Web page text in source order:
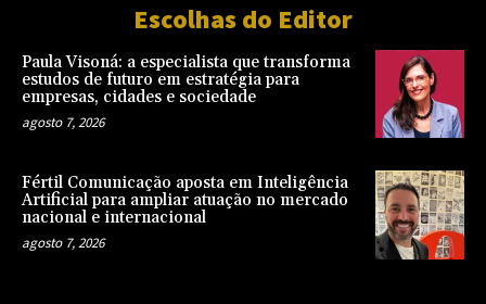
Escolhas do Editor
Paula Visoná: a especialista que transforma
estudos de futuro em estratégia para
empresas, cidades e sociedade
agosto 7, 2026
Fértil Comunicação aposta em Inteligência
Artificial para ampliar atuação no mercado
nacional e internacional
agosto 7, 2026